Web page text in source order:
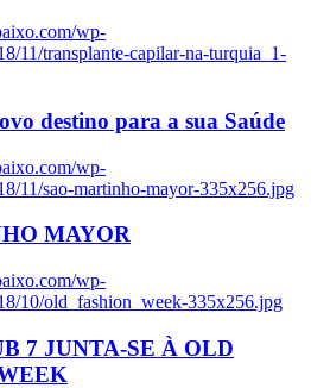
wp-
11/transplante-capilar-na-turquia_1-
destino para a sua Saúde
wp-
11/sao-martinho-mayor-335x256.jpg
MAYOR
wp-
10/old_fashion_week-335x256.jpg
7 JUNTA-SE À OLD